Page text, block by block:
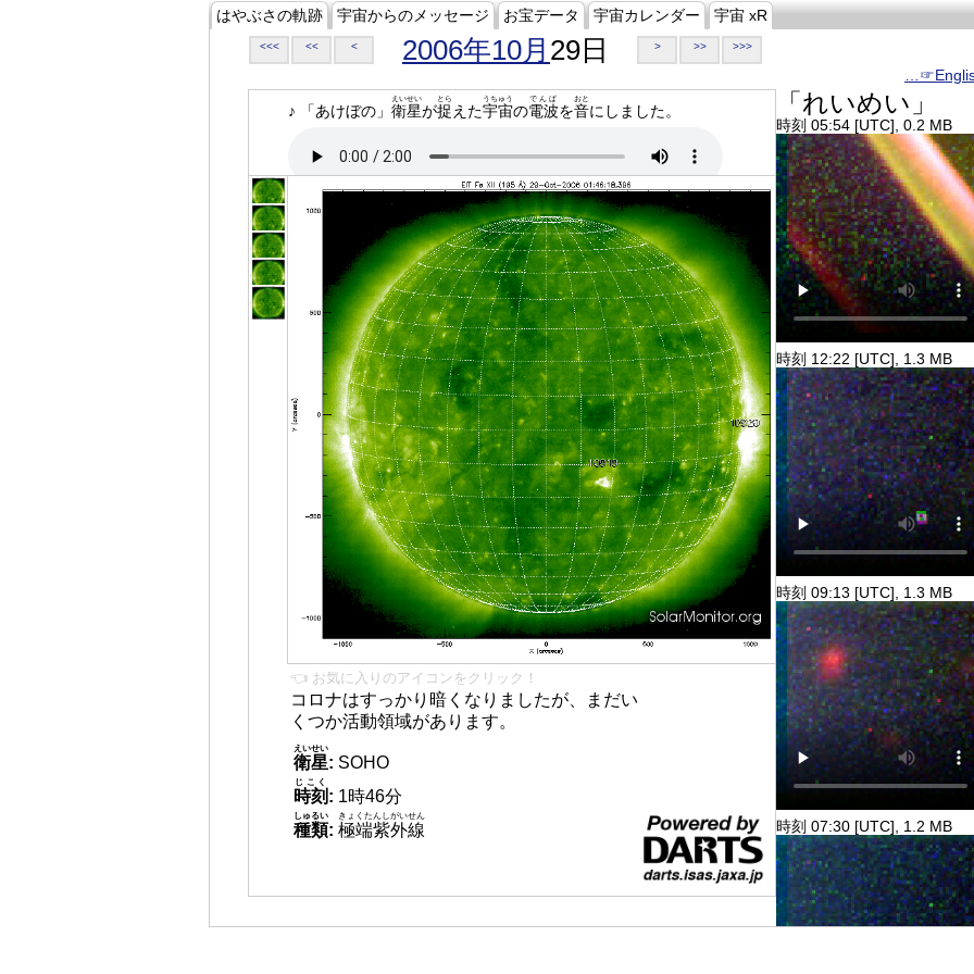
はやぶさの軌跡 宇宙からのメッセージ お宝データ 宇宙カレンダー 宇宙 xR
<<< << < 2006年10月 29日 > >> >>>
♪ 「あけぼの」 衛星
えいせい
が捉
とら
えた宇宙
うちゅう
の電波
でんぱ
を音
おと
にしました。
👈 お気に入りのアイコンをクリック！
コロナはすっかり暗くなりましたが、まだい
くつか活動領域があります。
衛星
えいせい
: SOHO
時刻
じこく
: 1時46分
種類
しゅるい
: 極端紫外線
きょくたんしがいせん
「れいめい」
時刻 05:54 [UTC], 0.2 MB
時刻 12:22 [UTC], 1.3 MB
時刻 09:13 [UTC], 1.3 MB
時刻 07:30 [UTC], 1.2 MB